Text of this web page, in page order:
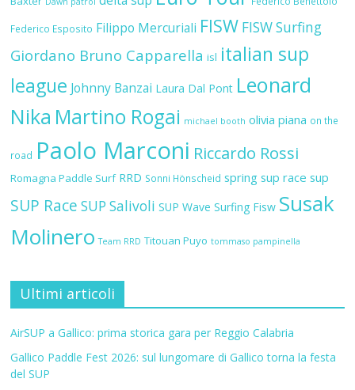
Federico Esposito Filippo Mercuriali FISW FISW Surfing
Giordano Bruno Capparella isl italian sup
league Johnny Banzai Laura Dal Pont Leonard
Nika Martino Rogai michael booth olivia piana on the
road Paolo Marconi Riccardo Rossi
Romagna Paddle Surf RRD Sonni Hönscheid spring sup race sup
SUP Race SUP Salivoli SUP Wave Surfing Fisw Susak
Molinero Team RRD Titouan Puyo tommaso pampinella
Ultimi articoli
AirSUP a Gallico: prima storica gara per Reggio Calabria
Gallico Paddle Fest 2026: sul lungomare di Gallico torna la festa
del SUP